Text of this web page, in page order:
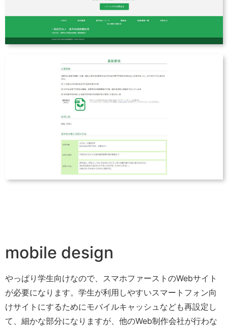
mobile design
やっぱり学生向けなので、スマホファーストのWebサイト
が必要になります。学生が利用しやすいスマートフォン向
けサイトにするためにモバイルキャッシュなども再設定し
て、細かな部分になりますが、他のWeb制作会社が行わな